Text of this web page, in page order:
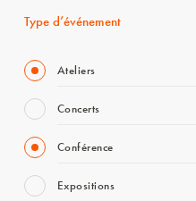
Type d’événement
Ateliers
Concerts
Conférence
Expositions